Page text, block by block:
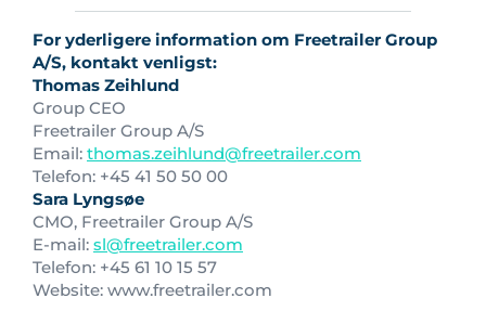
For yderligere information om Freetrailer Group
A/S, kontakt venligst:
Thomas Zeihlund
Group CEO
Freetrailer Group A/S
Email: thomas.zeihlund@freetrailer.com
Telefon: +45 41 50 50 00
Sara Lyngsøe
CMO, Freetrailer Group A/S
E-mail: sl@freetrailer.com
Telefon: +45 61 10 15 57
Website: www.freetrailer.com